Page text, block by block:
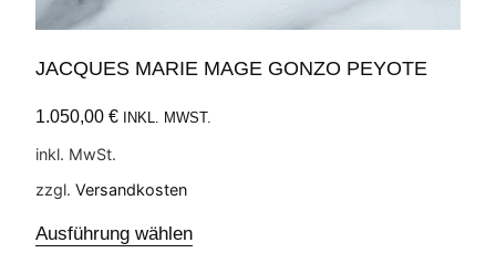
JACQUES MARIE MAGE GONZO PEYOTE
1.050,00 € INKL. MWST.
inkl. MwSt.
zzgl. Versandkosten
Ausführung wählen